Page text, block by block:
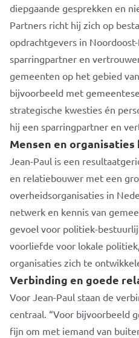
diepgaande gesprekken en
Partners richt hij zich op
opdrachtgevers in
sparringpartner en
gemeenten op het gebied
bijvoorbeeld met
strategische kwesties én
hij een sparringpartner en
Mensen en
Jean-Paul is een
en relatiebouwer met een
overheidsorganisaties in
netwerk en kennis van
gevoel voor politiek-
voorliefde voor lokale
organisaties zich te
Verbinding en goede
Voor Jean-Paul staan de
centraal. “Voor bijvoorbeeld
fijn om met iemand van